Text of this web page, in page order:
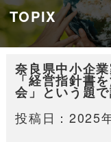
TOPIX
奈良県中小企
「経営指針書
会」という題
投稿日：2025